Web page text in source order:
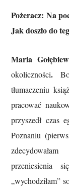
Pożeracz: Na
Jak doszło do
Maria
okoliczności.
tłumaczeniu
pracować
przyszedł czas
Poznaniu
przeniesienia
„wychodziłam”